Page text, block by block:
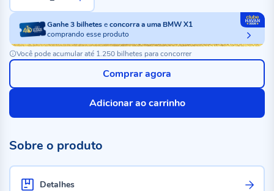
Ganhe3bilheteseconcorra a uma BMW X1
comprando esse produto
Você pode acumular até 1.250 bilhetes para concorrer
Adicionar ao carrinho
Comprar agora
Sobre o produto
Detalhes